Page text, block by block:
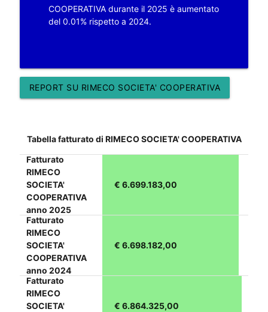
COOPERATIVA durante il 2025 è aumentato
del 0.01% rispetto a 2024.
REPORT SU RIMECO SOCIETA' COOPERATIVA
Tabella fatturato di RIMECO SOCIETA' COOPERATIVA
Fatturato
RIMECO
SOCIETA'
COOPERATIVA
anno 2025
€ 6.699.183,00
Fatturato
RIMECO
SOCIETA'
COOPERATIVA
anno 2024
€ 6.698.182,00
Fatturato
RIMECO
SOCIETA'
€ 6.864.325,00